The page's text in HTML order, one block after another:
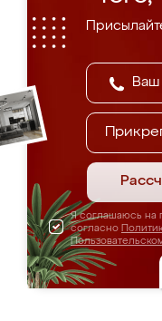
Я соглашаюсь на
согласно